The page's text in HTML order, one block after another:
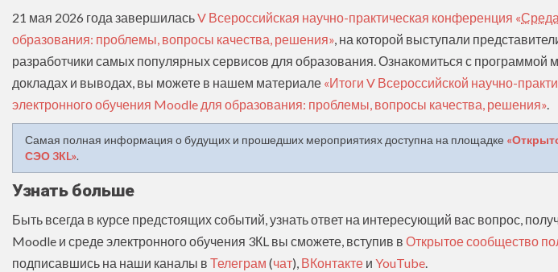
21 мая 2026 года завершиласьV Всероссийская научно-практическая конференция «
образования: проблемы, вопросы качества, решения», на которой выступали
разработчики самых популярных сервисов для образования. Ознакомиться с программой
докладах и выводах, вы можете в нашем материале «Итоги V Всероссийской научно-
электронного обучения Moodle для образования: проблемы, вопросы качества, решения».
Самая полная информация о будущих и прошедших мероприятиях доступна на площадке
СЭО 3КL».
Узнать больше
Быть всегда в курсе предстоящих событий, узнать ответ на интересующий вас вопрос,
Moodle и среде электронного обучения 3КL вы сможете, вступив в Открытое сообщество
подписавшись на наши каналы в Телеграм (чат), ВКонтакте и YouTube.